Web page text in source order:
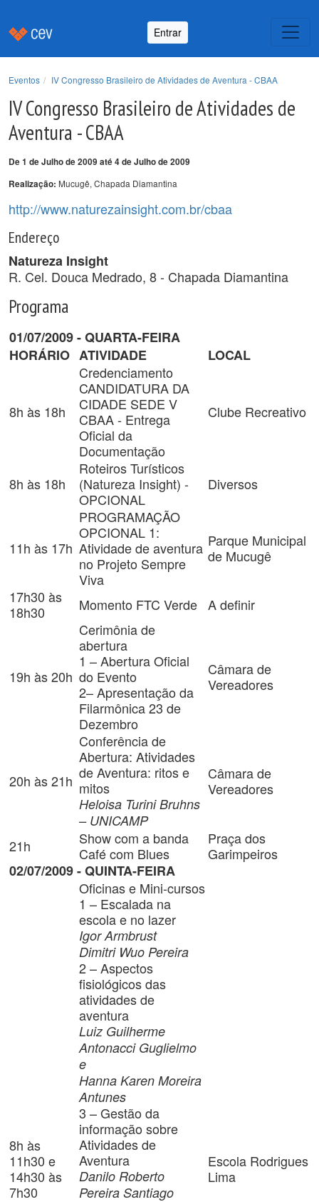
Entrar
Eventos IV Congresso Brasileiro de Atividades de Aventura - CBAA
IV Congresso Brasileiro de Atividades de
Aventura - CBAA
De 1 de Julho de 2009 até 4 de Julho de 2009
Realização: Mucugê, Chapada Diamantina
http://www.naturezainsight.com.br/cbaa
Endereço
Natureza Insight
R. Cel. Douca Medrado, 8 - Chapada Diamantina
Programa
01/07/2009 - QUARTA-FEIRA
HORÁRIO ATIVIDADE LOCAL
8h às 18h
Credenciamento
CANDIDATURA DA
CIDADE SEDE V
CBAA - Entrega
Oficial da
Documentação
Clube Recreativo
8h às 18h
Roteiros Turísticos
(Natureza Insight) -
OPCIONAL
Diversos
11h às 17h
PROGRAMAÇÃO
OPCIONAL 1:
Atividade de aventura
no Projeto Sempre
Viva
Parque Municipal
de Mucugê
17h30 às
18h30
Momento FTC Verde A definir
19h às 20h
Cerimônia de
abertura
1 – Abertura Oficial
do Evento
2– Apresentação da
Filarmônica 23 de
Dezembro
Câmara de
Vereadores
20h às 21h
Conferência de
Abertura: Atividades
de Aventura: ritos e
mitos
Heloisa Turini Bruhns
– UNICAMP
Câmara de
Vereadores
21h
Show com a banda
Café com Blues
Praça dos
Garimpeiros
02/07/2009 - QUINTA-FEIRA
8h às
11h30 e
14h30 às
7h30
Oficinas e Mini-cursos
1 – Escalada na
escola e no lazer
Igor Armbrust
Dimitri Wuo Pereira
2 – Aspectos
fisiológicos das
atividades de
aventura
Luiz Guilherme
Antonacci Guglielmo
e
Hanna Karen Moreira
Antunes
3 – Gestão da
informação sobre
Atividades de
Aventura
Danilo Roberto
Pereira Santiago
Escola Rodrigues
Lima